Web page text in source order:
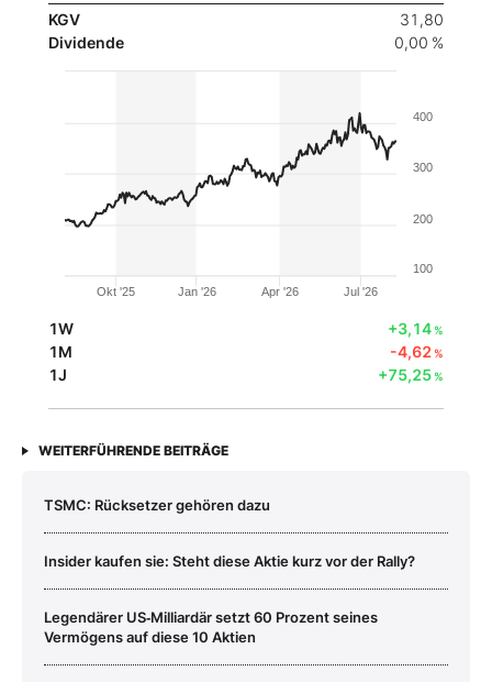
KGV
31,80
Dividende
0,00 %
Okt '25 Jan '26 Apr '26 Jul '26
100
200
300
400
1W +3,14%
1M -4,62%
1J +75,25%
WEITERFÜHRENDE BEITRÄGE
TSMC: Rücksetzer gehören dazu
Insider kaufen sie: Steht diese Aktie kurz vor der Rally?
Legendärer US‑Milliardär setzt 60 Prozent seines
Vermögens auf diese 10 Aktien